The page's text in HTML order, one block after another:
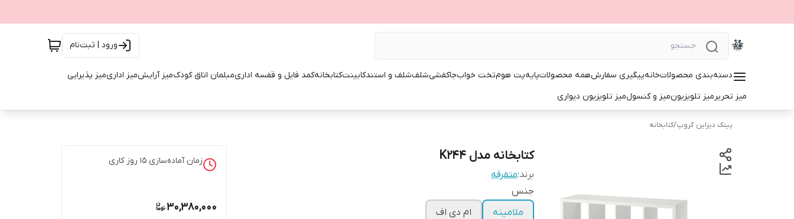
ورود | ثبت‌نام
دسته‌بندی محصولاتخانهپیگیری سفارشهمه محصولاتپایهپت هومتخت خوابجاکفشیشلفشلف و استندکابینتکتابخانهکمد فایل و قفسه اداریمبلمان اتاق کودکمیز آرایشمیز اداریمیز پذیرایی
میز تحریرمیز تلویزیونمیز و کنسولمیز تلویزیون دیواری
پینک دیزاین گروپ/کتابخانه
کتابخانه مدل K244
برند:متفرقه
جنس
ملامینه
ام دی اف
زمان آماده‌سازی 15 روز کاری
30,380,000